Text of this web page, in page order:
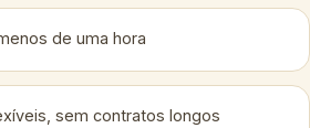
de uma hora
sem contratos longos